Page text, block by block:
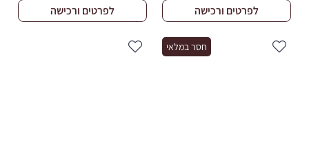
לפרטים ורכישה לפרטים ורכישה
חסר במלאי